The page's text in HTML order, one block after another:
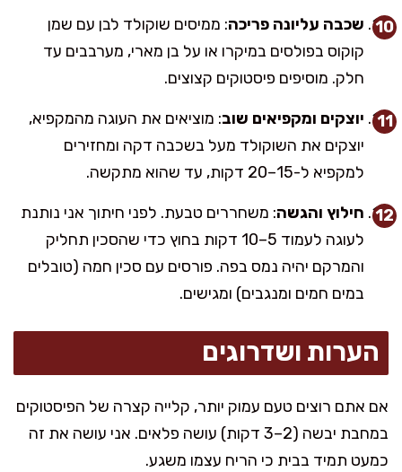
שכבה עליונה פריכה: ממיסים שוקולד לבן עם שמן
קוקוס בפולסים במיקרו או על בן מארי, מערבבים עד
חלק. מוסיפים פיסטוקים קצוצים.
יוצקים ומקפיאים שוב: מוציאים את העוגה מהמקפיא,
יוצקים את השוקולד מעל בשכבה דקה ומחזירים
למקפיא ל-15–20 דקות, עד שהוא מתקשה.
חילוץ והגשה: משחררים טבעת. לפני חיתוך אני נותנת
לעוגה לעמוד 5–10 דקות בחוץ כדי שהסכין תחליק
והמרקם יהיה נמס בפה. פורסים עם סכין חמה (טובלים
במים חמים ומנגבים) ומגישים.
הערות ושדרוגים
אם אתם רוצים טעם עמוק יותר, קלייה קצרה של הפיסטוקים
במחבת יבשה (2–3 דקות) עושה פלאים. אני עושה את זה
כמעט תמיד בבית כי הריח עצמו משגע.